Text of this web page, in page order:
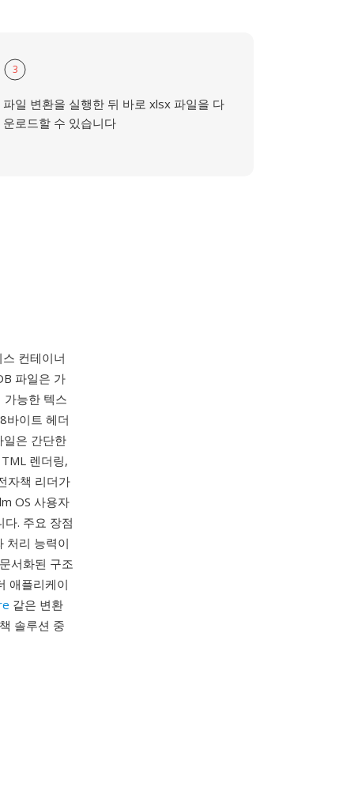
3
파일 변환을 실행한 뒤 바로 xlsx 파일을 다
운로드할 수 있습니다
컨테이너
파일은 가
가능한 텍스
바이트 헤더
일은 간단한
렌더링,
자책 리더가
OS 사용자
. 주요 장점
처리 능력이
서화된 구조
애플리케이
같은 변환
솔루션 중